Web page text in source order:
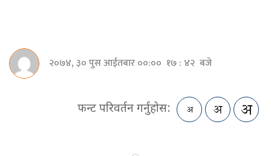
२०७४, ३० पुस आईतबार ००:०० १७ : ४२ बजे
फन्ट परिवर्तन गर्नुहोस: